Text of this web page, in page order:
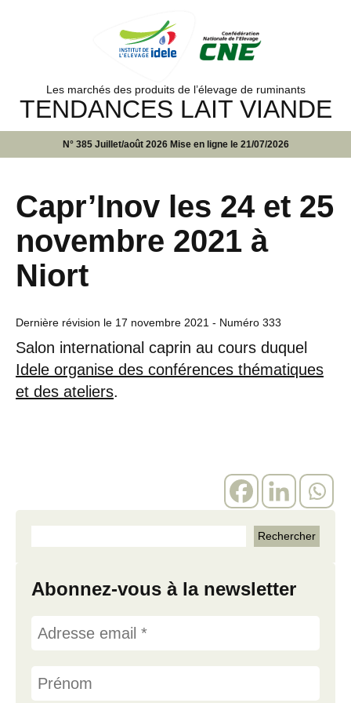
Les marchés des produits de l’élevage de ruminants
TENDANCES LAIT VIANDE
N° 385 Juillet/août 2026 Mise en ligne le 21/07/2026
Capr’Inov les 24 et 25
novembre 2021 à
Niort
Dernière révision le 17 novembre 2021 - Numéro 333
Salon international caprin au cours duquel
Idele organise des conférences thématiques
et des ateliers.
Abonnez-vous à la newsletter